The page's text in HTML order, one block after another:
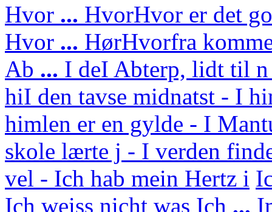
Hvor ... HvorHvor er det
Hvor ... HørHvorfra
Ab ... I deI Abterp, lidt til n
hiI den tavse midnatst - I
himlen er en gylde - I
skole lærte j - I verden
vel - Ich hab mein Hertz i
Ich weiss nicht was Ich ...